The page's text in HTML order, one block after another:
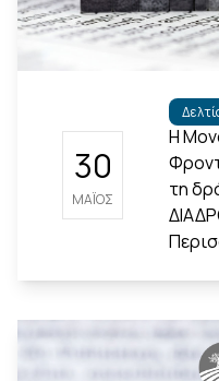
30
ΜΆΙΟΣ
Η
τη